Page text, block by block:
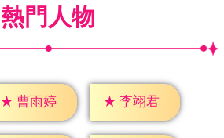
熱門人物
★ 曹雨婷 ★ 李翊君